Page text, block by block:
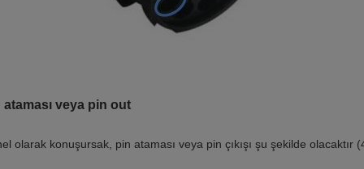
ataması veya pin out
olarak konuşursak, pin ataması veya pin çıkışı şu şekilde olacaktır